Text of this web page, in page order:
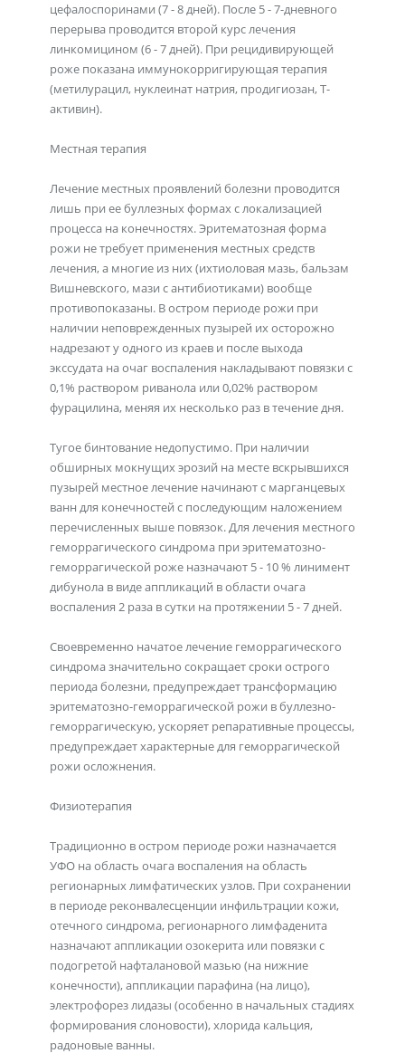
цефалоспоринами (7 - 8 дней). После 5 - 7-дневного
перерыва проводится второй курс лечения
линкомицином (6 - 7 дней). При рецидивирующей
роже показана иммунокорригирующая терапия
(метилурацил, нуклеинат натрия, продигиозан, Т-
активин).
Местная терапия
Лечение местных проявлений болезни проводится
лишь при ее буллезных формах с локализацией
процесса на конечностях. Эритематозная форма
рожи не требует применения местных средств
лечения, а многие из них (ихтиоловая мазь, бальзам
Вишневского, мази с антибиотиками) вообще
противопоказаны. В остром периоде рожи при
наличии неповрежденных пузырей их осторожно
надрезают у одного из краев и после выхода
экссудата на очаг воспаления накладывают повязки с
0,1% раствором риванола или 0,02% раствором
фурацилина, меняя их несколько раз в течение дня.
Тугое бинтование недопустимо. При наличии
обширных мокнущих эрозий на месте вскрывшихся
пузырей местное лечение начинают с марганцевых
ванн для конечностей с последующим наложением
перечисленных выше повязок. Для лечения местного
геморрагического синдрома при эритематозно-
геморрагической роже назначают 5 - 10 % линимент
дибунола в виде аппликаций в области очага
воспаления 2 раза в сутки на протяжении 5 - 7 дней.
Своевременно начатое лечение геморрагического
синдрома значительно сокращает сроки острого
периода болезни, предупреждает трансформацию
эритематозно-геморрагической рожи в буллезно-
геморрагическую, ускоряет репаративные процессы,
предупреждает характерные для геморрагической
рожи осложнения.
Физиотерапия
Традиционно в остром периоде рожи назначается
УФО на область очага воспаления на область
регионарных лимфатических узлов. При сохранении
в периоде реконвалесценции инфильтрации кожи,
отечного синдрома, регионарного лимфаденита
назначают аппликации озокерита или повязки с
подогретой нафталановой мазью (на нижние
конечности), аппликации парафина (на лицо),
электрофорез лидазы (особенно в начальных стадиях
формирования слоновости), хлорида кальция,
радоновые ванны.